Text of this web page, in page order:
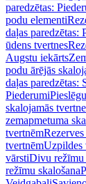
paredzētas:
podu elementi
daļas paredzētas:
ūdens tvertnes
Augstu iekārts
podu ārējās
daļas paredzētas:
Piederumi
skalojamās
zemapmetuma
tvertnēm
tvertnēmUzpildes
vārstiDivu režīmu
režīmu skalošana